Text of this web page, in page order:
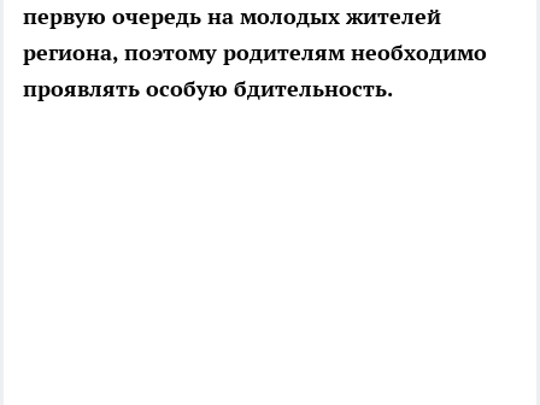
первую очередь на молодых жителей
региона, поэтому родителям необходимо
проявлять особую бдительность.